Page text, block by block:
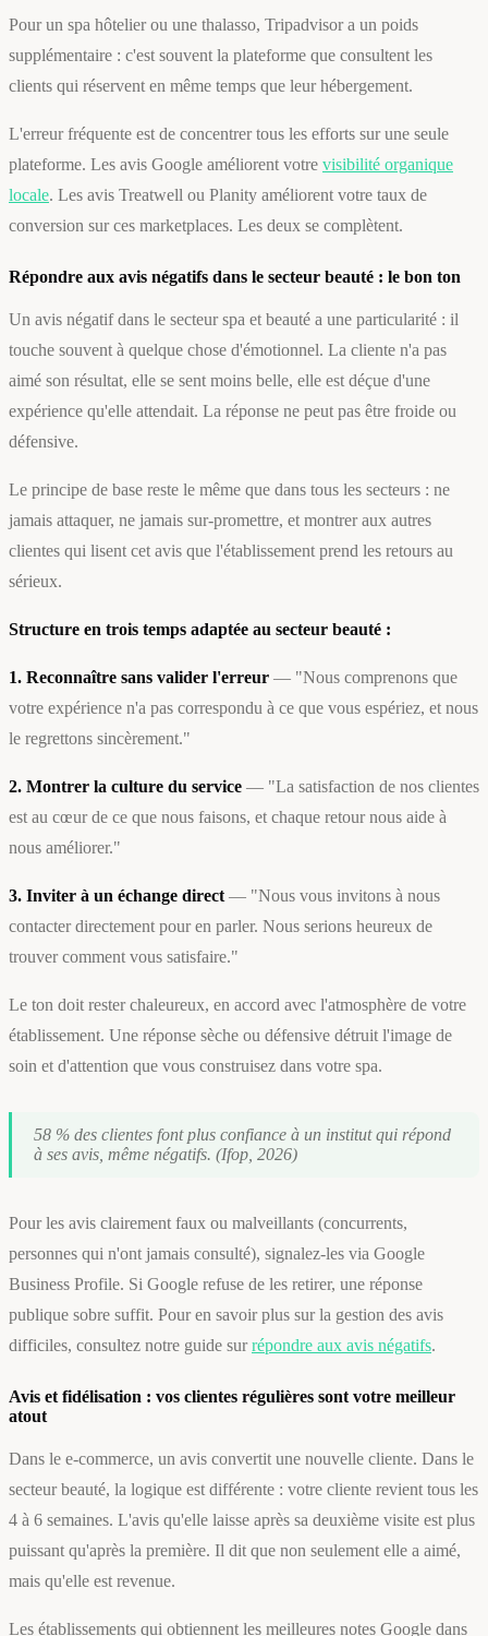
Pour un spa hôtelier ou une thalasso, Tripadvisor a un poids
supplémentaire : c'est souvent la plateforme que consultent les
clients qui réservent en même temps que leur hébergement.
L'erreur fréquente est de concentrer tous les efforts sur une seule
plateforme. Les avis Google améliorent votre visibilité organique
locale. Les avis Treatwell ou Planity améliorent votre taux de
conversion sur ces marketplaces. Les deux se complètent.
Répondre aux avis négatifs dans le secteur beauté : le bon ton
Un avis négatif dans le secteur spa et beauté a une particularité : il
touche souvent à quelque chose d'émotionnel. La cliente n'a pas
aimé son résultat, elle se sent moins belle, elle est déçue d'une
expérience qu'elle attendait. La réponse ne peut pas être froide ou
défensive.
Le principe de base reste le même que dans tous les secteurs : ne
jamais attaquer, ne jamais sur-promettre, et montrer aux autres
clientes qui lisent cet avis que l'établissement prend les retours au
sérieux.
Structure en trois temps adaptée au secteur beauté :
1. Reconnaître sans valider l'erreur — "Nous comprenons que
votre expérience n'a pas correspondu à ce que vous espériez, et nous
le regrettons sincèrement."
2. Montrer la culture du service — "La satisfaction de nos clientes
est au cœur de ce que nous faisons, et chaque retour nous aide à
nous améliorer."
3. Inviter à un échange direct — "Nous vous invitons à nous
contacter directement pour en parler. Nous serions heureux de
trouver comment vous satisfaire."
Le ton doit rester chaleureux, en accord avec l'atmosphère de votre
établissement. Une réponse sèche ou défensive détruit l'image de
soin et d'attention que vous construisez dans votre spa.
58 % des clientes font plus confiance à un institut qui répond
à ses avis, même négatifs. (Ifop, 2026)
Pour les avis clairement faux ou malveillants (concurrents,
personnes qui n'ont jamais consulté), signalez-les via Google
Business Profile. Si Google refuse de les retirer, une réponse
publique sobre suffit. Pour en savoir plus sur la gestion des avis
difficiles, consultez notre guide surrépondre aux avis négatifs.
Avis et fidélisation : vos clientes régulières sont votre meilleur
atout
Dans le e-commerce, un avis convertit une nouvelle cliente. Dans le
secteur beauté, la logique est différente : votre cliente revient tous les
4 à 6 semaines. L'avis qu'elle laisse après sa deuxième visite est plus
puissant qu'après la première. Il dit que non seulement elle a aimé,
mais qu'elle est revenue.
Les établissements qui obtiennent les meilleures notes Google dans